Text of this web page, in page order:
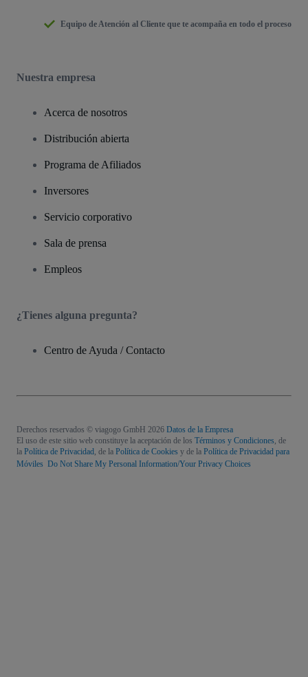
Equipo de Atención al Cliente que te acompaña en todo el proceso
Nuestra empresa
Acerca de nosotros
Distribución abierta
Programa de Afiliados
Inversores
Servicio corporativo
Sala de prensa
Empleos
¿Tienes alguna pregunta?
Centro de Ayuda / Contacto
Derechos reservados © viagogo GmbH 2026 Datos de la Empresa
El uso de este sitio web constituye la aceptación de los Términos y Condiciones, de
la Política de Privacidad, de la Política de Cookies y de la Política de Privacidad para
Móviles Do Not Share My Personal Information/Your Privacy Choices